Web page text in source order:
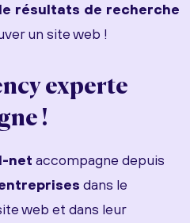
résultats de recherche
un site web !
experte
!
net accompagne depuis
dans le
web et dans leur